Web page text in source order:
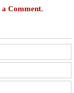
Comment.